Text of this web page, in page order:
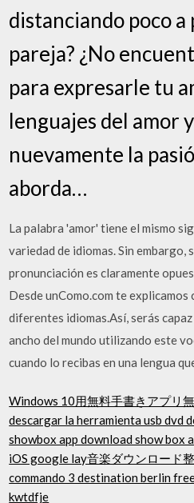
distanciando poco a
pareja? ¿No
para expresarle tu
lenguajes del amor
nuevamente la
aborda…
La palabra 'amor' tiene el mismo
variedad de idiomas. Sin
pronunciación es claramente
Desde unComo.com te explicamos
diferentes idiomas.Así, serás
ancho del mundo utilizando este
cuando lo recibas en una lengua
Windows 10用無料手書きアプリ
descargar la herramienta usb dvd
showbox app download show box
iOS google lay音楽ダウンロード
commando 3 destination berlin
kwtdfje